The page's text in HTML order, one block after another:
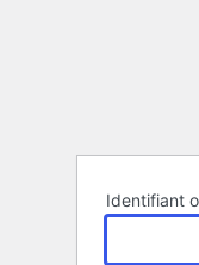
Identifiant